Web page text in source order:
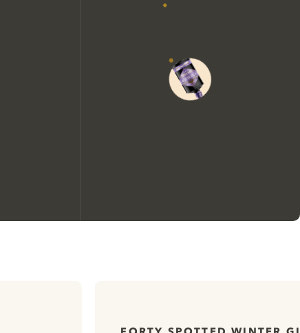
onze website te verbeteren.